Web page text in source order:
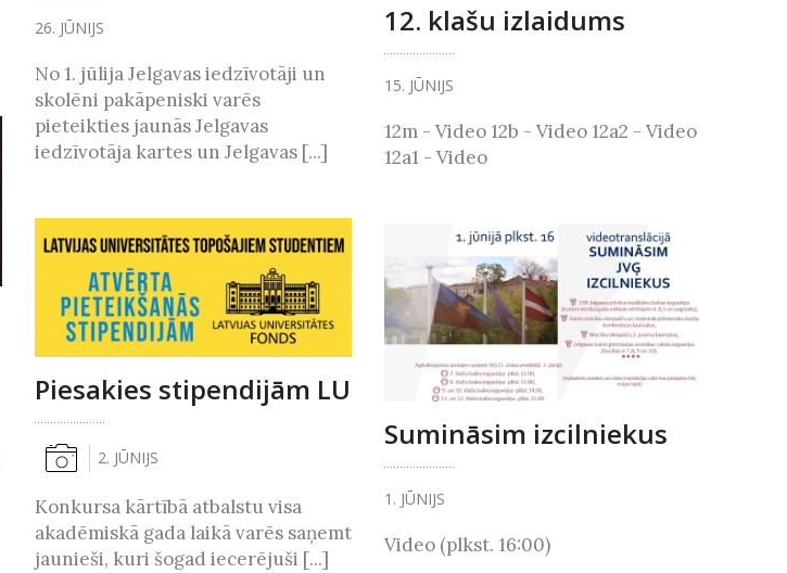
26. JŪNIJS
No 1. jūlija Jelgavas iedzīvotāji un
skolēni pakāpeniski varēs
pieteikties jaunās Jelgavas
iedzīvotāja kartes un Jelgavas [...]
12. klašu izlaidums
15. JŪNIJS
12m - Video 12b - Video 12a2 - Video
12a1 - Video
Piesakies stipendijām LU
2. JŪNIJS
Konkursa kārtībā atbalstu visa
akadēmiskā gada laikā varēs saņemt
jaunieši, kuri šogad iecerējuši [...]
Sumināsim izcilniekus
1. JŪNIJS
Video (plkst. 16:00)